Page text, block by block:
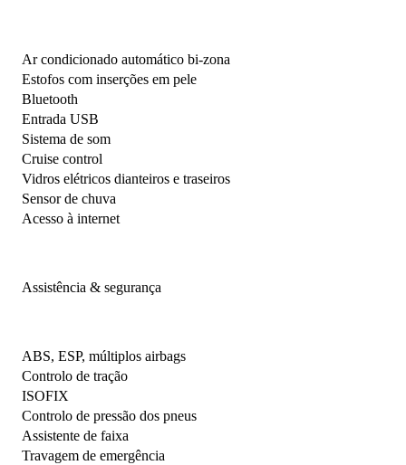
Ar condicionado automático bi-zona
Estofos com inserções em pele
Bluetooth
Entrada USB
Sistema de som
Cruise control
Vidros elétricos dianteiros e traseiros
Sensor de chuva
Acesso à internet
Assistência & segurança
ABS, ESP, múltiplos airbags
Controlo de tração
ISOFIX
Controlo de pressão dos pneus
Assistente de faixa
Travagem de emergência